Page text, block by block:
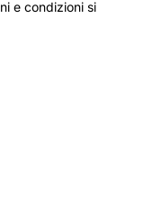
e condizioni si